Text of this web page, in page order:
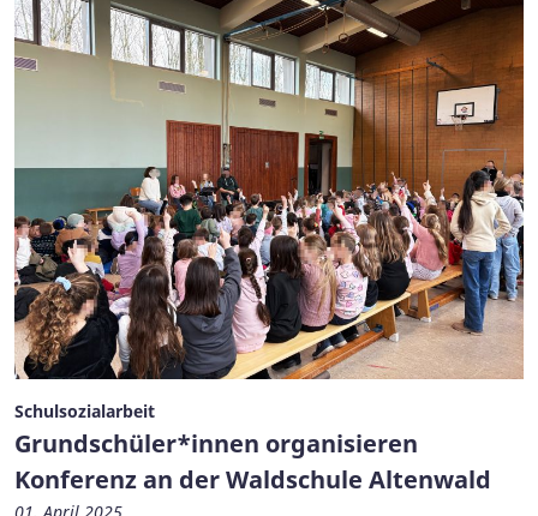
Schulsozialarbeit
Grundschüler*innen organisieren
Konferenz an der Waldschule Altenwald
01. April 2025